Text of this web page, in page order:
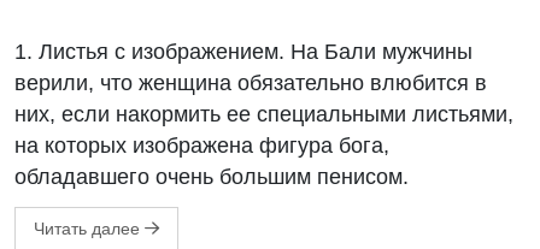
1. Листья с изображением. На Бали мужчины
верили, что женщина обязательно влюбится в
них, если накормить ее специальными листьями,
на которых изображена фигура бога,
обладавшего очень большим пенисом.
Читать далее